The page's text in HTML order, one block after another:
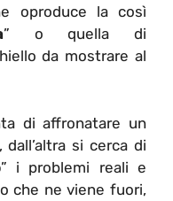
oproduce la così
” o quella di
da mostrare al
di affronatare un
si cerca di
” i problemi reali e
che ne viene fuori,